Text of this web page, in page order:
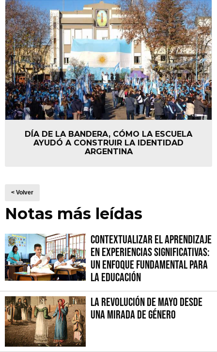
DÍA DE LA BANDERA, CÓMO LA ESCUELA
AYUDÓ A CONSTRUIR LA IDENTIDAD
ARGENTINA
< Volver
Notas más leídas
Contextualizar el Aprendizaje
en Experiencias Significativas:
Un Enfoque fundamental para
la Educación
La Revolución de Mayo desde
una mirada de género